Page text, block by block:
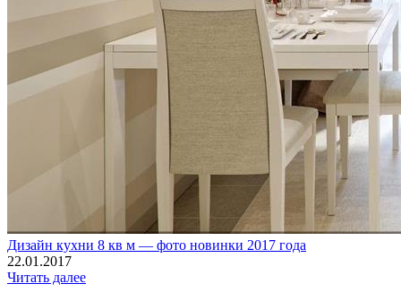
Дизайн кухни 8 кв м — фото новинки 2017 года
22.01.2017
Читать далее